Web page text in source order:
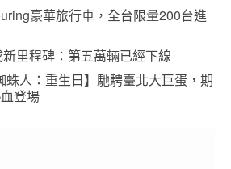
豪華旅行車，全台限量200台進
里程碑：第五萬輛已經下線
蛛人：重生日】馳騁臺北大巨蛋，期
登場